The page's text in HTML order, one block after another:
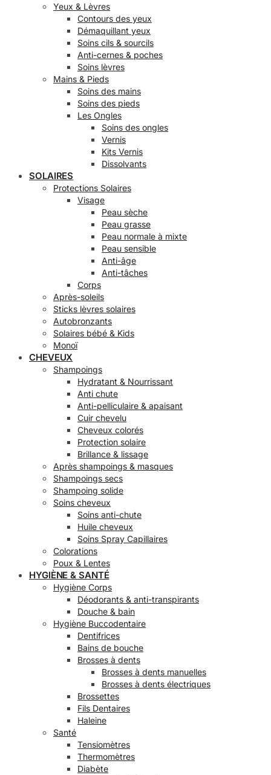
Yeux & Lèvres
Contours des yeux
Démaquillant yeux
Soins cils & sourcils
Anti-cernes & poches
Soins lèvres
Mains & Pieds
Soins des mains
Soins des pieds
Les Ongles
Soins des ongles
Vernis
Kits Vernis
Dissolvants
SOLAIRES
Protections Solaires
Visage
Peau sèche
Peau grasse
Peau normale à mixte
Peau sensible
Anti-âge
Anti-tâches
Corps
Après-soleils
Sticks lèvres solaires
Autobronzants
Solaires bébé & Kids
Monoï
CHEVEUX
Shampoings
Hydratant & Nourrissant
Anti chute
Anti-pelliculaire & apaisant
Cuir chevelu
Cheveux colorés
Protection solaire
Brillance & lissage
Après shampoings & masques
Shampoings secs
Shampoing solide
Soins cheveux
Soins anti-chute
Huile cheveux
Soins Spray Capillaires
Colorations
Poux & Lentes
HYGIÈNE & SANTÉ
Hygiène Corps
Déodorants & anti-transpirants
Douche & bain
Hygiène Buccodentaire
Dentifrices
Bains de bouche
Brosses à dents
Brosses à dents manuelles
Brosses à dents électriques
Brossettes
Fils Dentaires
Haleine
Santé
Tensiomètres
Thermomètres
Diabète